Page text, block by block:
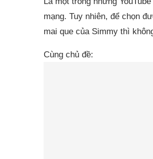
mạng. Tuy nhiên, để chọn
mai que của Simmy thì
Cùng chủ đề: